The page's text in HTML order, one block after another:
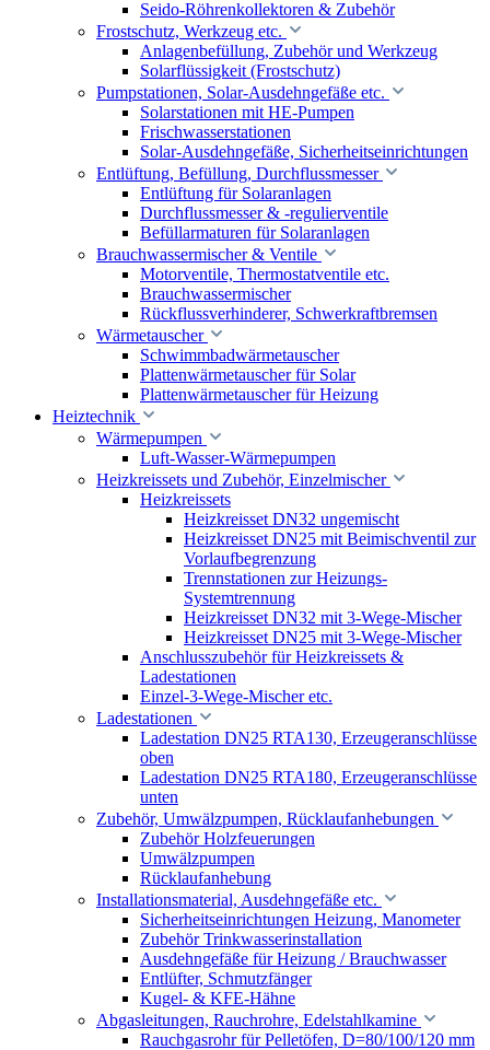
Seido-Röhrenkollektoren & Zubehör
Frostschutz, Werkzeug etc.
Anlagenbefüllung, Zubehör und Werkzeug
Solarflüssigkeit (Frostschutz)
Pumpstationen, Solar-Ausdehngefäße etc.
Solarstationen mit HE-Pumpen
Frischwasserstationen
Solar-Ausdehngefäße, Sicherheitseinrichtungen
Entlüftung, Befüllung, Durchflussmesser
Entlüftung für Solaranlagen
Durchflussmesser & -regulierventile
Befüllarmaturen für Solaranlagen
Brauchwassermischer & Ventile
Motorventile, Thermostatventile etc.
Brauchwassermischer
Rückflussverhinderer, Schwerkraftbremsen
Wärmetauscher
Schwimmbadwärmetauscher
Plattenwärmetauscher für Solar
Plattenwärmetauscher für Heizung
Heiztechnik
Wärmepumpen
Luft-Wasser-Wärmepumpen
Heizkreissets und Zubehör, Einzelmischer
Heizkreissets
Heizkreisset DN32 ungemischt
Heizkreisset DN25 mit Beimischventil zur
Vorlaufbegrenzung
Trennstationen zur Heizungs-
Systemtrennung
Heizkreisset DN32 mit 3-Wege-Mischer
Heizkreisset DN25 mit 3-Wege-Mischer
Anschlusszubehör für Heizkreissets &
Ladestationen
Einzel-3-Wege-Mischer etc.
Ladestationen
Ladestation DN25 RTA130, Erzeugeranschlüsse
oben
Ladestation DN25 RTA180, Erzeugeranschlüsse
unten
Zubehör, Umwälzpumpen, Rücklaufanhebungen
Zubehör Holzfeuerungen
Umwälzpumpen
Rücklaufanhebung
Installationsmaterial, Ausdehngefäße etc.
Sicherheitseinrichtungen Heizung, Manometer
Zubehör Trinkwasserinstallation
Ausdehngefäße für Heizung / Brauchwasser
Entlüfter, Schmutzfänger
Kugel- & KFE-Hähne
Abgasleitungen, Rauchrohre, Edelstahlkamine
Rauchgasrohr für Pelletöfen, D=80/100/120 mm